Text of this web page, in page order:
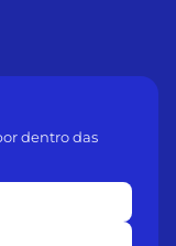
dentro das